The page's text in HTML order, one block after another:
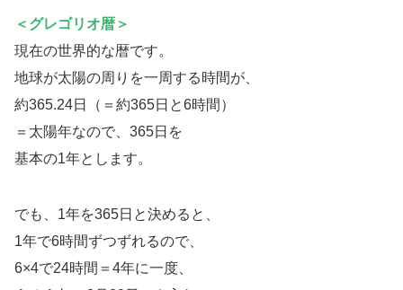
＜ グレゴリオ暦＞
現在の世界的な暦です。
地球が太陽の周りを一周する時間が、
約365.24日（＝約365日と6時間）
＝太陽年なので、365日を
基本の1年とします。
でも、1年を365日と決めると、
1年で6時間ずつずれるので、
6×4で24時間＝4年に一度、